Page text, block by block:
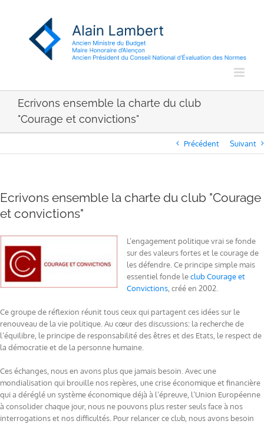
Ecrivons ensemble la charte du club
"Courage et convictions"
Précédent Suivant
Ecrivons ensemble la charte du club "Courage
et convictions"
L’engagement politique vrai se fonde
sur des valeurs fortes et le courage de
les défendre. Ce principe simple mais
essentiel fonde leclub Courage et
Convictions , créé en 2002.
Ce groupe de réflexion réunit tous ceux qui partagent ces idées sur le
renouveau de la vie politique. Au cœur des discussions: la recherche de
l’équilibre, le principe de responsabilité des êtres et des Etats, le respect de
la démocratie et de la personne humaine.
Ces échanges, nous en avons plus que jamais besoin. Avec une
mondialisation qui brouille nos repères, une crise économique et financière
qui a déréglé un système économique déjà à l’épreuve, l’Union Européenne
à consolider chaque jour, nous ne pouvons plus rester seuls face à nos
interrogations et nos difficultés. Pour relancer ce club, nous avons besoin